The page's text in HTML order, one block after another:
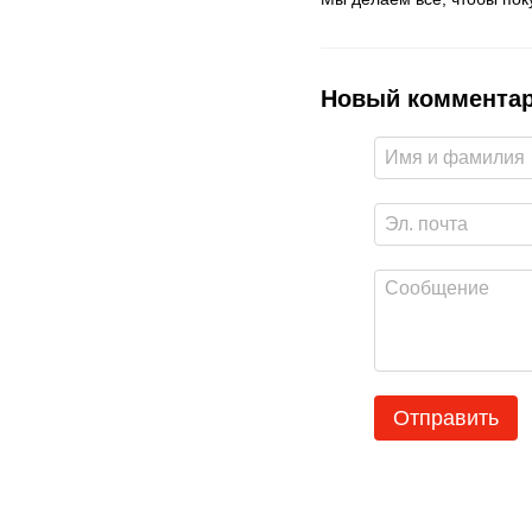
Новый
Отправить